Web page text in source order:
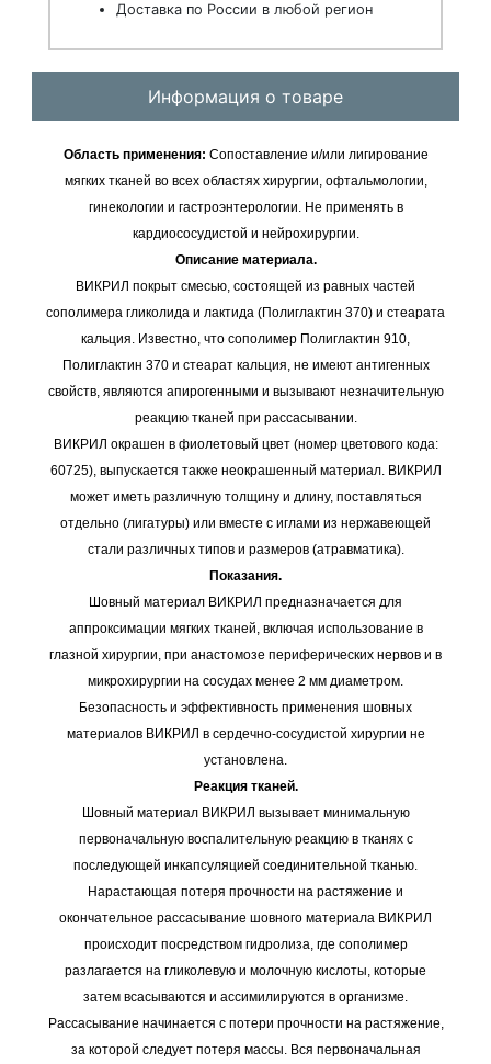
Доставка по России в любой регион
Информация о товаре
Область применения: Сопоставление и/или лигирование
мягких тканей во всех областях хирургии, офтальмологии,
гинекологии и гастроэнтерологии. Не применять в
кардиососудистой и нейрохирургии.
Описание материала.
ВИКРИЛ покрыт смесью, состоящей из равных частей
сополимера гликолида и лактида (Полиглактин 370) и стеарата
кальция. Известно, что сополимер Полиглактин 910,
Полиглактин 370 и стеарат кальция, не имеют антигенных
свойств, являются апирогенными и вызывают незначительную
реакцию тканей при рассасывании.
ВИКРИЛ окрашен в фиолетовый цвет (номер цветового кода:
60725), выпускается также неокрашенный материал. ВИКРИЛ
может иметь различную толщину и длину, поставляться
отдельно (лигатуры) или вместе с иглами из нержавеющей
стали различных типов и размеров (атравматика).
Показания.
Шовный материал ВИКРИЛ предназначается для
аппроксимации мягких тканей, включая использование в
глазной хирургии, при анастомозе периферических нервов и в
микрохирургии на сосудах менее 2 мм диаметром.
Безопасность и эффективность применения шовных
материалов ВИКРИЛ в сердечно-сосудистой хирургии не
установлена.
Реакция тканей.
Шовный материал ВИКРИЛ вызывает минимальную
первоначальную воспалительную реакцию в тканях с
последующей инкапсуляцией соединительной тканью.
Нарастающая потеря прочности на растяжение и
окончательное рассасывание шовного материала ВИКРИЛ
происходит посредством гидролиза, где сополимер
разлагается на гликолевую и молочную кислоты, которые
затем всасываются и ассимилируются в организме.
Рассасывание начинается с потери прочности на растяжение,
за которой следует потеря массы. Вся первоначальная